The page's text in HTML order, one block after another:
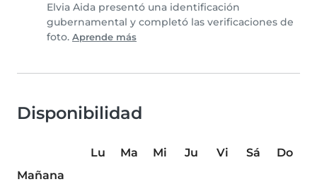
Elvia Aida presentó una identificación
gubernamental y completó las verificaciones de
foto. Aprende más
Disponibilidad
Lu Ma Mi Ju Vi Sá
Do
Mañana